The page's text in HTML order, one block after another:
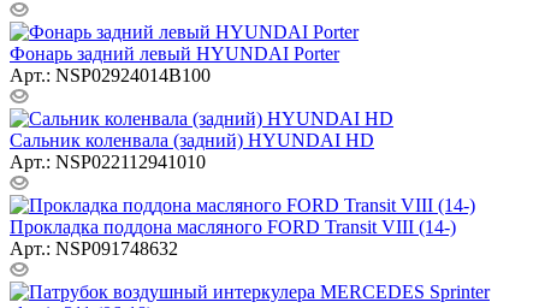
Фонарь задний левый HYUNDAI Porter
Арт.: NSP02924014B100
Сальник коленвала (задний) HYUNDAI HD
Арт.: NSP022112941010
Прокладка поддона масляного FORD Transit VIII (14-)
Арт.: NSP091748632